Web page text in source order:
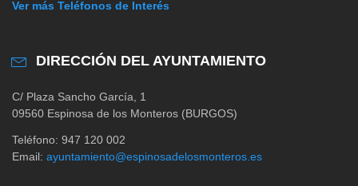
Ver más Teléfonos de Interés
DIRECCIÓN DEL AYUNTAMIENTO
C/ Plaza Sancho García, 1
09560 Espinosa de los Monteros (BURGOS)
Teléfono: 947 120 002
Email: ayuntamiento@espinosadelosmonteros.es